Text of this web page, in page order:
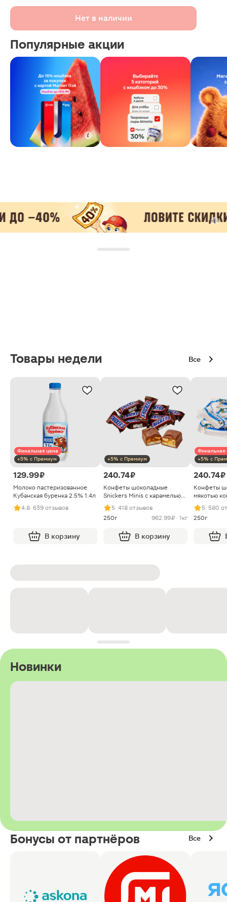
Нет в наличии
Популярные акции
Товары недели Все
Финальная цена
+5% с Премиум
129.99 ₽
Молоко пастеризованное
Кубанская буренка 2.5% 1.4л
4.8· 639 отзывов
В корзину
+5% с Премиум
240.74 ₽
Конфеты шоколадные
Snickers Minis с карамелью
арахисом и нугой
5· 418 отзывов
250г
962.99 ₽ · 1кг
В корзину
Финальная
+5% с
240.74 ₽
Конфеты
мякотью
5· 580
250г
Новинки
Бонусы от партнёров Все